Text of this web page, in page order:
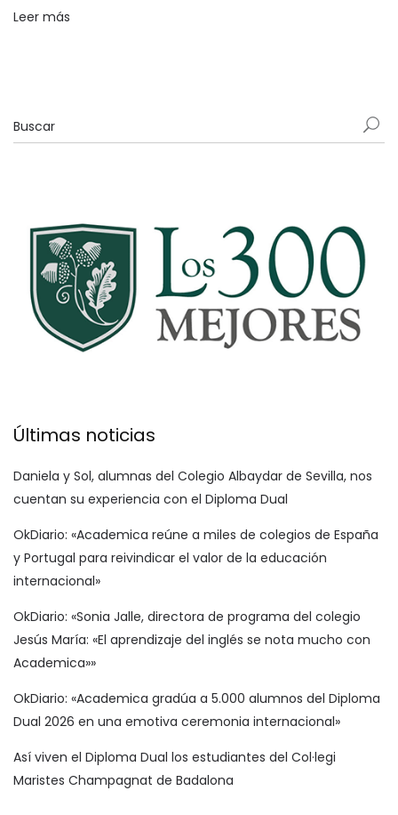
Leer más
Últimas noticias
Daniela y Sol, alumnas del Colegio Albaydar de Sevilla, nos
cuentan su experiencia con el Diploma Dual
OkDiario: «Academica reúne a miles de colegios de España
y Portugal para reivindicar el valor de la educación
internacional»
OkDiario: «Sonia Jalle, directora de programa del colegio
Jesús María: «El aprendizaje del inglés se nota mucho con
Academica»»
OkDiario: «Academica gradúa a 5.000 alumnos del Diploma
Dual 2026 en una emotiva ceremonia internacional»
Así viven el Diploma Dual los estudiantes del Col·legi
Maristes Champagnat de Badalona